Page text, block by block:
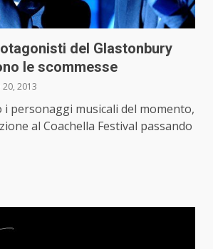
del Glastonbury
le scommesse
2013
i personaggi musicali del momento,
al Coachella Festival passando